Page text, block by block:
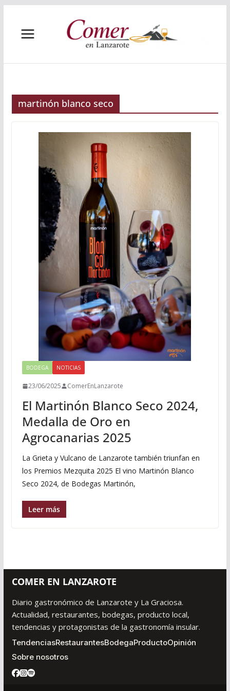
contenido
martinón blanco seco
BODEGA NOTICIAS
23/06/2025 ComerEnLanzarote
El Martinón Blanco Seco 2024,
Medalla de Oro en
Agrocanarias 2025
La Grieta y Vulcano de Lanzarote también triunfan en
los Premios Mezquita 2025 El vino Martinón Blanco
Seco 2024, de Bodegas Martinón,
Leer más
COMER EN LANZAROTE
Diario gastronómico de Lanzarote y La Graciosa.
Actualidad, restaurantes, bodegas, producto local,
tendencias y protagonistas de la gastronomía insular.
TendenciasRestaurantesBodegaProductoOpinión
Sobre nosotros